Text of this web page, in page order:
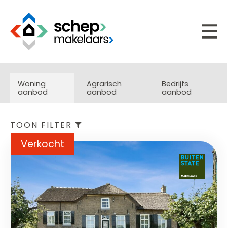
Woning
aanbod
Agrarisch
aanbod
Bedrijfs
aanbod
TOON FILTER
Verkocht